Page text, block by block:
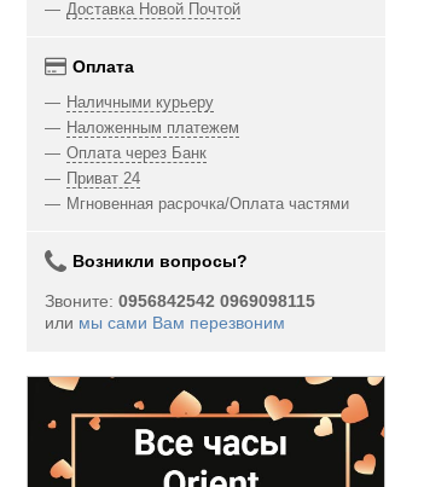
Доставка Новой Почтой
Оплата
Наличными курьеру
Наложенным платежем
Оплата через Банк
Приват 24
Мгновенная расрочка/Оплата частями
Возникли вопросы?
Звоните: 0956842542 0969098115
или мы сами Вам перезвоним